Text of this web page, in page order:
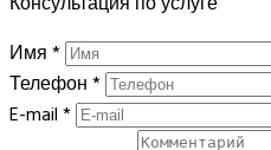
Имя*
Телефон*
E-mail*